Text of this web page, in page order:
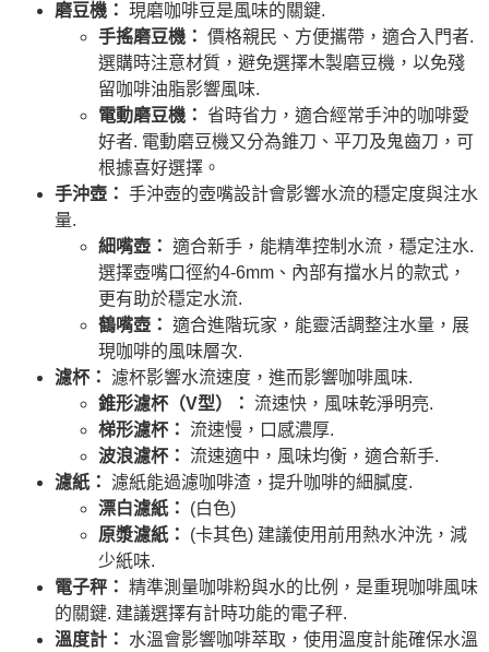
磨豆機： 現磨咖啡豆是風味的關鍵.
手搖磨豆機： 價格親民、方便攜帶，適合入門者.
選購時注意材質，避免選擇木製磨豆機，以免殘
留咖啡油脂影響風味.
電動磨豆機： 省時省力，適合經常手沖的咖啡愛
好者. 電動磨豆機又分為錐刀、平刀及鬼齒刀，可
根據喜好選擇。
手沖壺： 手沖壺的壺嘴設計會影響水流的穩定度與注水
量.
細嘴壺： 適合新手，能精準控制水流，穩定注水.
選擇壺嘴口徑約4-6mm、內部有擋水片的款式，
更有助於穩定水流.
鶴嘴壺： 適合進階玩家，能靈活調整注水量，展
現咖啡的風味層次.
濾杯：
濾杯影響水流速度，進而影響咖啡風味.
錐形濾杯（V型）： 流速快，風味乾淨明亮.
梯形濾杯： 流速慢，口感濃厚.
波浪濾杯： 流速適中，風味均衡，適合新手.
濾紙：
濾紙能過濾咖啡渣，提升咖啡的細膩度.
漂白濾紙：
(白色)
原漿濾紙：
(卡其色) 建議使用前用熱水沖洗，減
少紙味.
電子秤： 精準測量咖啡粉與水的比例，是重現咖啡風味
的關鍵. 建議選擇有計時功能的電子秤.
溫度計： 水溫會影響咖啡萃取，使用溫度計能確保水溫